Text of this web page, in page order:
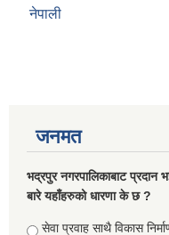
नेपाली
जनमत
भद्रपुर नगरपालिकाबाट प्रदान
बारे यहाँहरुको धारणा के छ ?
Choices
सेवा प्रवाह साथै विकास